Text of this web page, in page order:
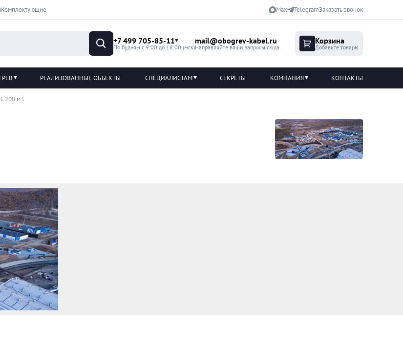
Комплектующие Max TelegramЗаказать звонок
+7 499 705-85-11
По будням с 9:00 до 18:00 (мск)
mail@obogrev-kabel.ru
Направляйте ваши запросы сюда
Корзина
Добавьте товары
РЕАЛИЗОВАННЫЕ ОБЪЕКТЫ СПЕЦИАЛИСТАМ СЕКРЕТЫ КОМПАНИЯ КОНТАКТЫ
200 м3